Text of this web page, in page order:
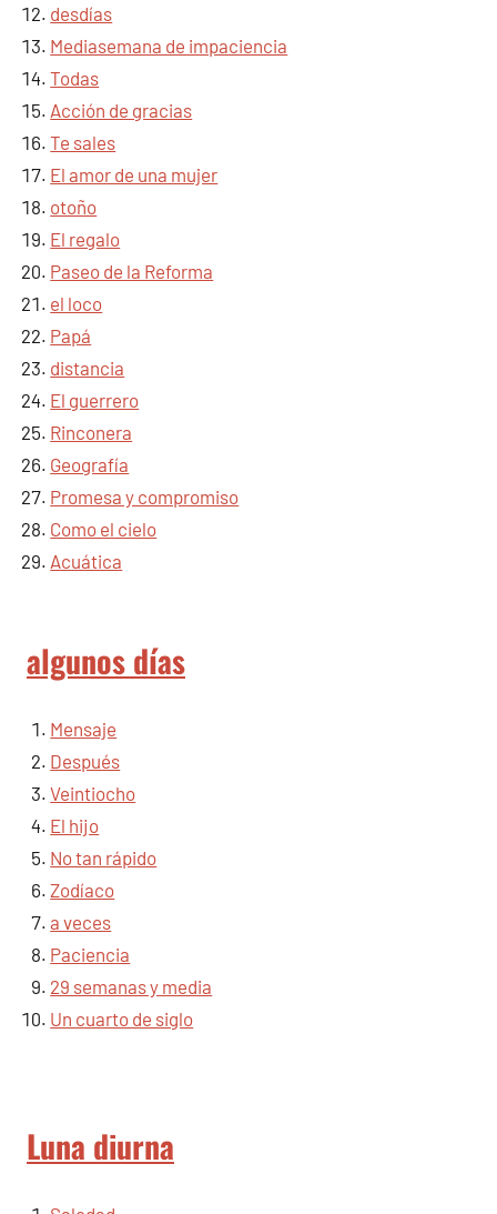
desdías
Mediasemana de impaciencia
Todas
Acción de gracias
Te sales
El amor de una mujer
otoño
El regalo
Paseo de la Reforma
el loco
Papá
distancia
El guerrero
Rinconera
Geografía
Promesa y compromiso
Como el cielo
Acuática
algunos días
Mensaje
Después
Veintiocho
El hijo
No tan rápido
Zodíaco
a veces
Paciencia
29 semanas y media
Un cuarto de siglo
Luna diurna